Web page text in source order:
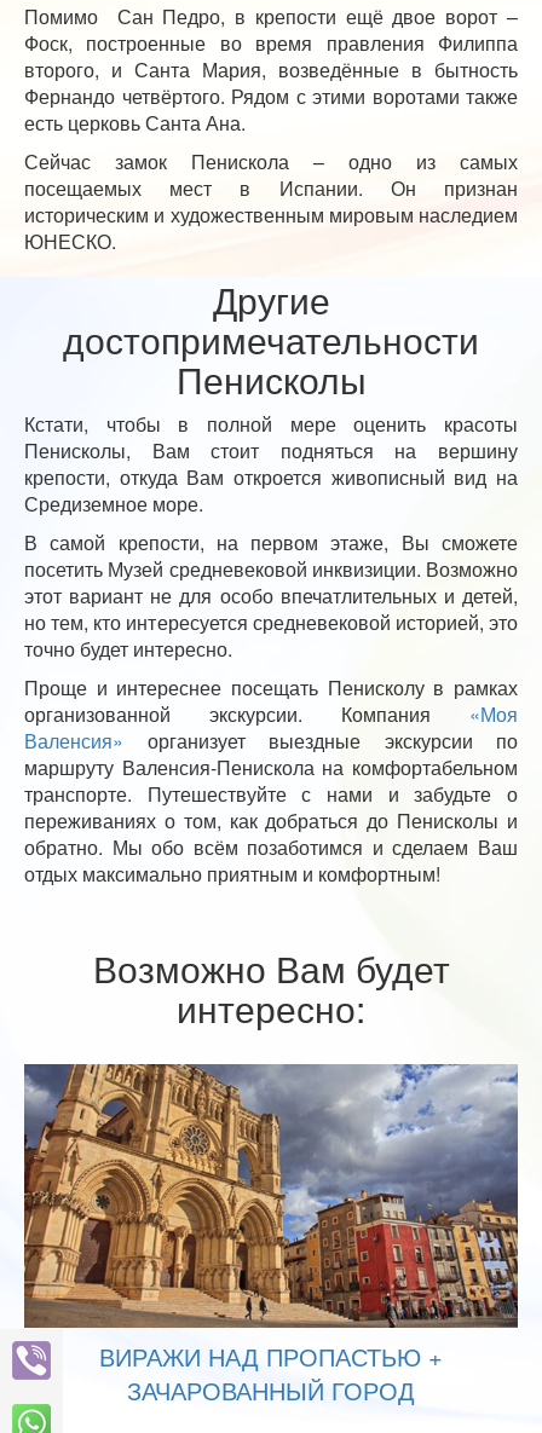
Помимо Сан Педро, в крепости ещё двое ворот –
Фоск, построенные во время правления Филиппа
второго, и Санта Мария, возведённые в бытность
Фернандо четвёртого. Рядом с этими воротами также
есть церковь Санта Ана.
Сейчас замок Пенискола – одно из самых
посещаемых мест в Испании. Он признан
историческим и художественным мировым наследием
ЮНЕСКО.
Другие
достопримечательности
Пенисколы
Кстати, чтобы в полной мере оценить красоты
Пенисколы, Вам стоит подняться на вершину
крепости, откуда Вам откроется живописный вид на
Средиземное море.
В самой крепости, на первом этаже, Вы сможете
посетить Музей средневековой инквизиции. Возможно
этот вариант не для особо впечатлительных и детей,
но тем, кто интересуется средневековой историей, это
точно будет интересно.
Проще и интереснее посещать Пенисколу в рамках
организованной экскурсии. Компания «Моя
Валенсия» организует выездные экскурсии по
маршруту Валенсия-Пенискола на комфортабельном
транспорте. Путешествуйте с нами и забудьте о
переживаниях о том, как добраться до Пенисколы и
обратно. Мы обо всём позаботимся и сделаем Ваш
отдых максимально приятным и комфортным!
Возможно Вам будет
интересно:
ВИРАЖИ НАД ПРОПАСТЬЮ +
ЗАЧАРОВАННЫЙ ГОРОД